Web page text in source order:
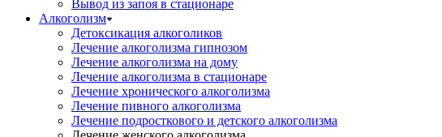
Вывод из запоя в стационаре
Алкоголизм
Детоксикация алкоголиков
Лечение алкоголизма гипнозом
Лечение алкоголизма на дому
Лечение алкоголизма в стационаре
Лечение хронического алкоголизма
Лечение пивного алкоголизма
Лечение подросткового и детского алкоголизма